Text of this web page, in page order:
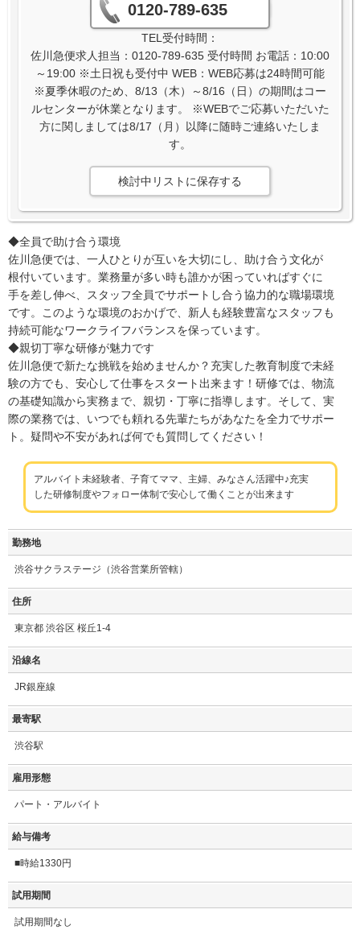
0120-789-635
TEL受付時間：
佐川急便求人担当：0120-789-635 受付時間 お電話：10:00
～19:00 ※土日祝も受付中 WEB：WEB応募は24時間可能
※夏季休暇のため、8/13（木）～8/16（日）の期間はコー
ルセンターが休業となります。 ※WEBでご応募いただいた
方に関しましては8/17（月）以降に随時ご連絡いたしま
す。
検討中リストに保存する
◆全員で助け合う環境
佐川急便では、一人ひとりが互いを大切にし、助け合う文化が
根付いています。業務量が多い時も誰かが困っていればすぐに
手を差し伸べ、スタッフ全員でサポートし合う協力的な職場環境
です。このような環境のおかげで、新人も経験豊富なスタッフも
持続可能なワークライフバランスを保っています。
◆親切丁寧な研修が魅力です
佐川急便で新たな挑戦を始めませんか？充実した教育制度で未経
験の方でも、安心して仕事をスタート出来ます！研修では、物流
の基礎知識から実務まで、親切・丁寧に指導します。そして、実
際の業務では、いつでも頼れる先輩たちがあなたを全力でサポー
ト。疑問や不安があれば何でも質問してください！
アルバイト未経験者、子育てママ、主婦、みなさん活躍中♪充実
した研修制度やフォロー体制で安心して働くことが出来ます
勤務地
渋谷サクラステージ（渋谷営業所管轄）
住所
東京都 渋谷区 桜丘1-4
沿線名
JR銀座線
最寄駅
渋谷駅
雇用形態
パート・アルバイト
給与備考
■時給1330円
試用期間
試用期間なし